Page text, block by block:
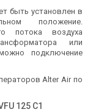
быть установлен в
положение.
потока воздуха
или
подключение
Alter Air по
125 C1